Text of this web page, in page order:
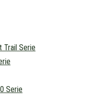
Trail Serie
Serie